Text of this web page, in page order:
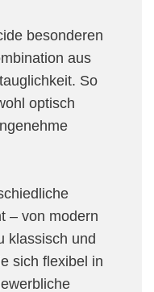
besonderen
aus
So
optisch
– von modern
klassisch und
sich flexibel in